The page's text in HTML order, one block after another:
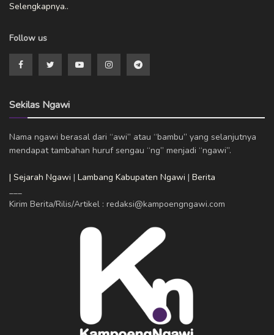
Selengkapnya..
Follow us
Sekilas Ngawi
Nama ngawi berasal dari “awi” atau “bambu” yang selanjutnya
mendapat tambahan huruf sengau “ng” menjadi “ngawi”.
| Sejarah Ngawi | Lambang Kabupaten Ngawi | Berita
___
Kirim Berita/Rilis/Artikel : redaksi@kampoengngawi.com